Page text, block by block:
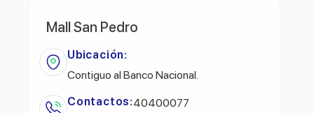
Mall San Pedro
Ubicación:
Contiguo al Banco Nacional.
Contactos:40400077